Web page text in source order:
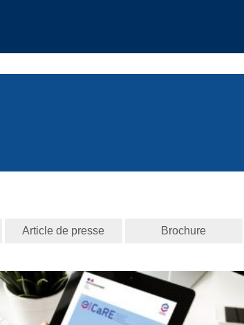
Article de presse Brochure